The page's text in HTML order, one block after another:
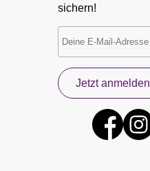
sichern!
Jetzt anmelden